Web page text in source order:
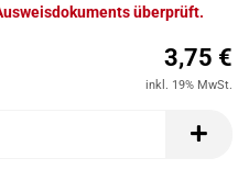
überprüft.
3,75 €
inkl. 19% MwSt.